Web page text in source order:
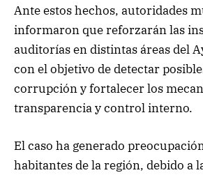
Ante estos hechos, autoridades
informaron que reforzarán las
auditorías en distintas áreas del
con el objetivo de detectar
corrupción y fortalecer los
transparencia y control interno.
El caso ha generado
habitantes de la región, debido a